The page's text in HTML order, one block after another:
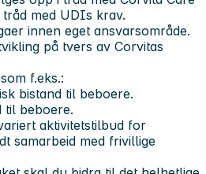
med UDIs krav.
innen eget ansvarsområde.
på tvers av Corvitas
f.eks.:
bistand til beboere.
til beboere.
aktivitetstilbud for
samarbeid med frivillige